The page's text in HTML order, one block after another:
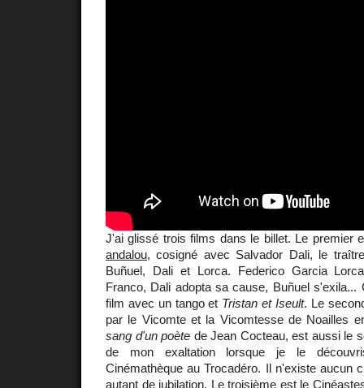
J'ai glissé trois films dans le billet. Le premier
andalou, cosigné avec Salvador Dali, le
Buñuel, Dali et Lorca. Federico Garcia
Franco, Dali adopta sa cause, Buñuel s'exila...
film avec un tango et Tristan et Iseult. Le
par le Vicomte et la Vicomtesse de Noailles
sang d'un poète de Jean Cocteau, est aussi le
de mon exaltation lorsque je le
Cinémathèque au Trocadéro. Il n'existe aucun
autant de jubilation. Le troisième est le